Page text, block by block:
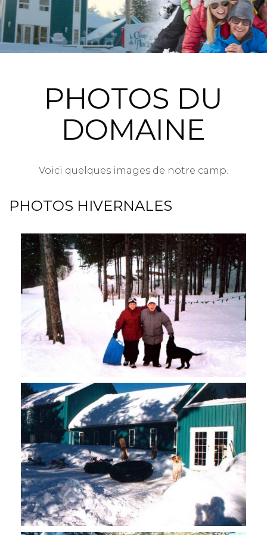
PHOTOS DU
DOMAINE
Voici quelques images de notre camp.
PHOTOS HIVERNALES